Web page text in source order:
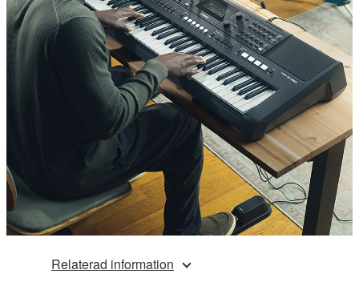
Relaterad information